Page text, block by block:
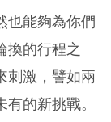
也能夠為你們
換的行程之
刺激，譬如兩
的新挑戰。